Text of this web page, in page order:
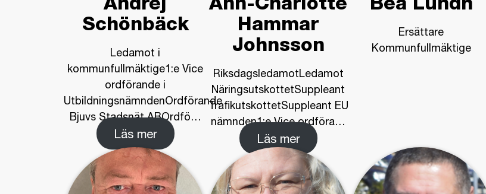
Schönbäck
Ledamot i
kommunfullmäktige1:e Vice
ordförande i
UtbildningsnämndenOrdförande
Bjuvs Stadsnät ABOrdfö…
Läs mer
Hammar
Johnsson
RiksdagsledamotLedamot
NäringsutskottetSuppleant
TrafikutskottetSuppleant EU
nämnden1:e Vice ordföra…
Läs mer
Ersättare
Kommunfullmäktige